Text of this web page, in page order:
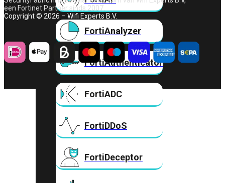
FortiAnalyzer
FortiAuthenticator
FortiADC
FortiDDoS
FortiDeceptor
een Fortinet Partner sinds 2007.
Copyright © 2026 – Wifi Experts B.V.